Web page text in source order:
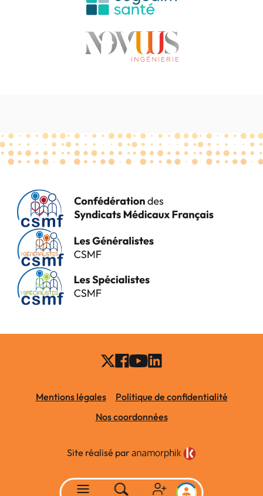
Mentions légales
Politique de confidentialité
Nos coordonnées
Site réalisé par